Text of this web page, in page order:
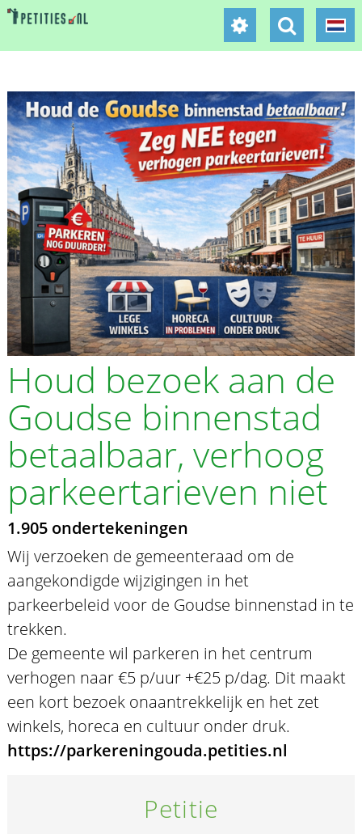
Houd bezoek aan de
Goudse binnenstad
betaalbaar, verhoog
parkeertarieven niet
1.905 ondertekeningen
Wij verzoeken de gemeenteraad om de
aangekondigde wijzigingen in het
parkeerbeleid voor de Goudse binnenstad in te
trekken.
De gemeente wil parkeren in het centrum
verhogen naar €5 p/uur +€25 p/dag. Dit maakt
een kort bezoek onaantrekkelijk en het zet
winkels, horeca en cultuur onder druk.
https://parkereningouda.petities.nl
Petitie